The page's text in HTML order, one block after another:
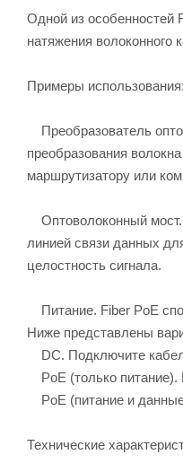
Одной из особенностей
натяжения волоконного
Примеры использования:
Преобразователь
преобразования
маршрутизатору или
Оптоволоконный мост.
линией связи данных
целостность сигнала.
Питание. Fiber PoE
Ниже представлены
DC. Подключите
PoE (только питание).
PoE (питание и
Технические